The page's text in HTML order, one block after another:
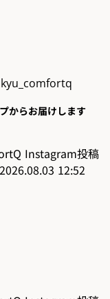
からお届けします